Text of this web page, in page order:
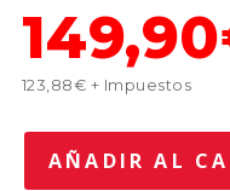
123,88€ + Impuestos